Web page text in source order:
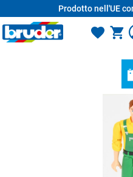
Prodotto nell'UE